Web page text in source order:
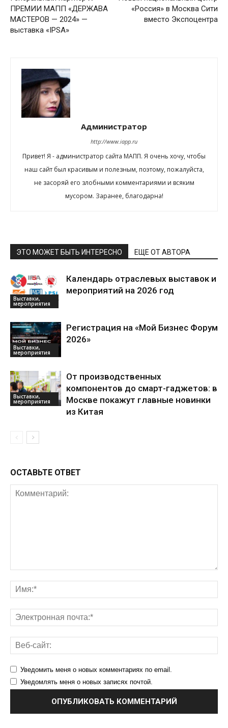
ПРЕМИИ МАПП «ДЕРЖАВА
МАСТЕРОВ — 2024» —
выставка «IPSA»
«Россия» в Москва Сити
вместо Экспоцентра
Администратор
http://www.iapp.ru
Привет! Я - администратор сайта МАПП. Я очень хочу, чтобы
наш сайт был красивым и полезным, поэтому, пожалуйста,
не засоряй его злобными комментариями и всяким
мусором. Заранее, благодарна!
ЭТО МОЖЕТ БЫТЬ ИНТЕРЕСНО ЕЩЕ ОТ АВТОРА
Выставки,
мероприятия
Календарь отраслевых выставок и
мероприятий на 2026 год
Выставки,
мероприятия
Регистрация на «Мой Бизнес Форум
2026»
Выставки,
мероприятия
От производственных
компонентов до смарт-гаджетов: в
Москве покажут главные новинки
из Китая
ОСТАВЬТЕ ОТВЕТ
Уведомить меня о новых комментариях по email.
Уведомлять меня о новых записях почтой.